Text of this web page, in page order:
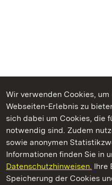
Wir verwenden Cookies,
Webseiten-Erlebnis zu
sich dabei um Cookies, die
notwendig sind. Zudem
sowie anonymen
Informationen finden Sie in
Datenschutzhinweisen. Ihre
Speicherung der Cookies
Kommen. Staunen.
Kloster Schöntal